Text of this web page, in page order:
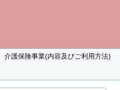
介護保険事業(内容及びご利用方法)